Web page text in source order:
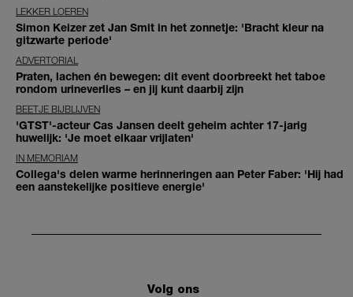
LEKKER LOEREN
Simon Keizer zet Jan Smit in het zonnetje: 'Bracht kleur na
gitzwarte periode'
ADVERTORIAL
Praten, lachen én bewegen: dit event doorbreekt het taboe
rondom urineverlies – en jij kunt daarbij zijn
BEETJE BIJBLIJVEN
'GTST'-acteur Cas Jansen deelt geheim achter 17-jarig
huwelijk: 'Je moet elkaar vrijlaten'
IN MEMORIAM
Collega's delen warme herinneringen aan Peter Faber: 'Hij had
een aanstekelijke positieve energie'
Volg ons